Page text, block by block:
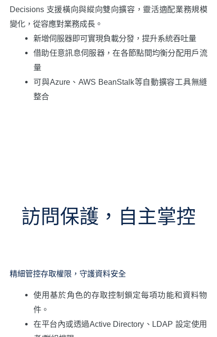
Decisions 支援橫向與縱向雙向擴容，靈活適配業務規模
變化，從容應對業務成長。
新增伺服器即可實現負載分發，提升系統吞吐量
借助任意訊息伺服器，在各節點間均衡分配用戶流
量
可與Azure、AWS BeanStalk等自動擴容工具無縫
整合
訪問保護，自主掌控
精細管控存取權限，守護資料安全
使用基於角色的存取控制鎖定每項功能和資料物
件。
在平台內或透過Active Directory、LDAP 設定使用